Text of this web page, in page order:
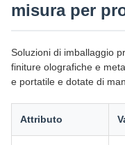
misura per
Soluzioni di imballaggio
finiture olografiche e
e portatile e dotate di
Attributo